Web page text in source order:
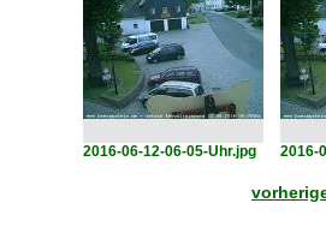
2016-06-12-06-05-Uhr.jpg 2016-